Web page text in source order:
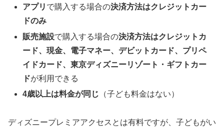
アプリ で購入する場合の決済方法はクレジットカー
ドのみ
販売施設で購入する場合の決済方法はクレジットカ
ード、現金、電子マネー、デビットカード、プリペ
イドカード、東京ディズニーリゾート・ギフトカー
ドが利用できる
4歳以上は料金が同じ （子ども料金はない）
ディズニープレミアアクセスとは有料ですが、子どもがい